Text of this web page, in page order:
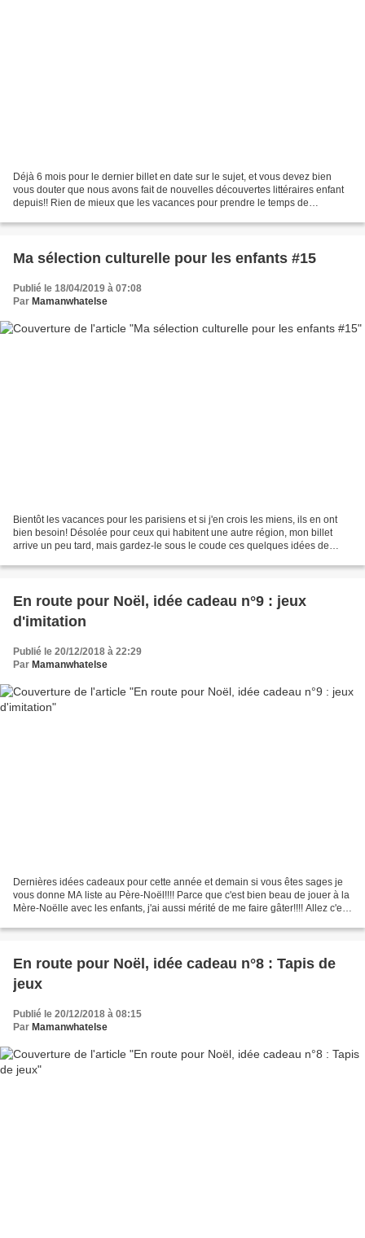
Déjà 6 mois pour le dernier billet en date sur le sujet, et vous devez bien
vous douter que nous avons fait de nouvelles découvertes littéraires enfant
depuis!! Rien de mieux que les vacances pour prendre le temps de
Ma sélection culturelle pour les enfants #15
Publié le 18/04/2019 à 07:08
Par Mamanwhatelse
Bientôt les vacances pour les parisiens et si j'en crois les miens, ils en ont
bien besoin! Désolée pour ceux qui habitent une autre région, mon billet
arrive un peu tard, mais gardez-le sous le coude ces quelques idées de
En route pour Noël, idée cadeau n°9 : jeux
d'imitation
Publié le 20/12/2018 à 22:29
Par Mamanwhatelse
Dernières idées cadeaux pour cette année et demain si vous êtes sages je
vous donne MA liste au Père-Noël!!!! Parce que c'est bien beau de jouer à la
Mère-Noëlle avec les enfants, j'ai aussi mérité de me faire gâter!!!! Allez c'est
En route pour Noël, idée cadeau n°8 : Tapis de
jeux
Publié le 20/12/2018 à 08:15
Par Mamanwhatelse